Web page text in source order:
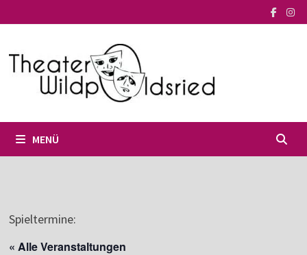
Inhalt
MENÜ
Spieltermine:
« Alle Veranstaltungen